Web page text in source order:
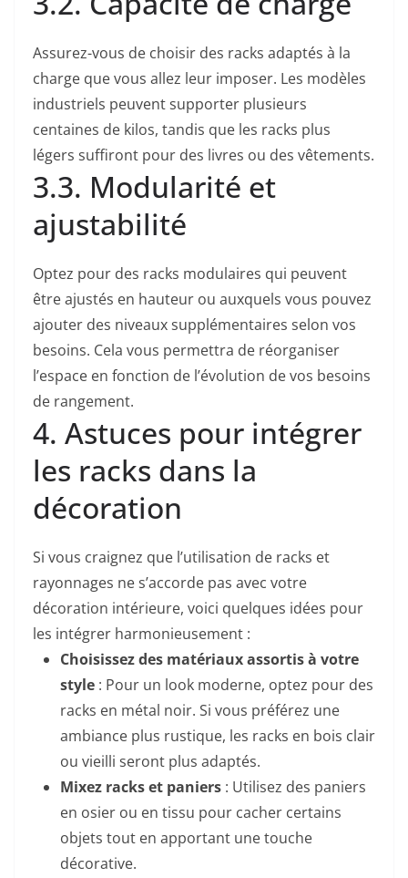
Assurez-vous de choisir des racks adaptés à la
charge que vous allez leur imposer. Les modèles
industriels peuvent supporter plusieurs
centaines de kilos, tandis que les racks plus
légers suffiront pour des livres ou des vêtements.
3.3. Modularité et
ajustabilité
Optez pour des racks modulaires qui peuvent
être ajustés en hauteur ou auxquels vous pouvez
ajouter des niveaux supplémentaires selon vos
besoins. Cela vous permettra de réorganiser
l’espace en fonction de l’évolution de vos besoins
de rangement.
4. Astuces pour intégrer
les racks dans la
décoration
Si vous craignez que l’utilisation de racks et
rayonnages ne s’accorde pas avec votre
décoration intérieure, voici quelques idées pour
les intégrer harmonieusement :
Choisissez des matériaux assortis à votre
style : Pour un look moderne, optez pour des
racks en métal noir. Si vous préférez une
ambiance plus rustique, les racks en bois clair
ou vieilli seront plus adaptés.
Mixez racks et paniers : Utilisez des paniers
en osier ou en tissu pour cacher certains
objets tout en apportant une touche
décorative.